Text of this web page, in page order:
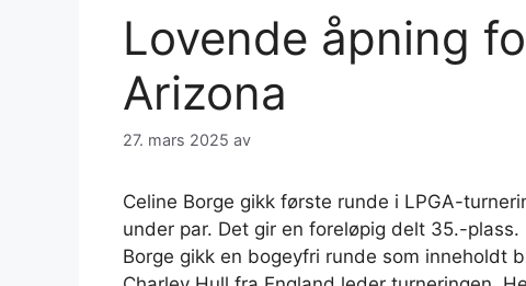
Lovende åpning
Arizona
27. mars 2025 av
Celine Borge gikk første runde i LPGA-
under par. Det gir en foreløpig delt 35.-plass.
Borge gikk en bogeyfri runde som inneholdt